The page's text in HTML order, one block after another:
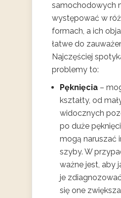
samochodowych
występować w
formach, a ich
łatwe do
Najczęściej
problemy to:
Pęknięcia –
kształty, od
widocznych
po duże
mogą naruszać
szyby. W
ważne jest, aby
je
się one